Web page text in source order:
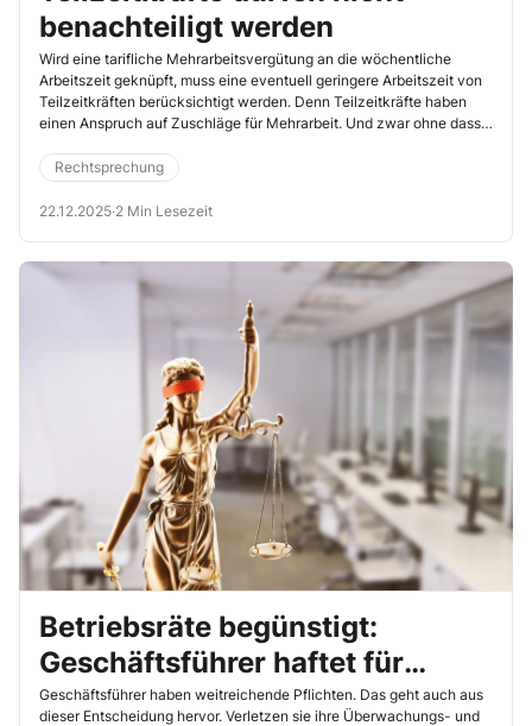
benachteiligt werden
Wird eine tarifliche Mehrarbeitsvergütung an die wöchentliche
Arbeitszeit geknüpft, muss eine eventuell geringere Arbeitszeit von
Teilzeitkräften berücksichtigt werden. Denn Teilzeitkräfte haben
einen Anspruch auf Zuschläge für Mehrarbeit. Und zwar ohne dass
nachbessern müssen (Bundesarbeitsgericht (BAG), 26.11.2025, Az. 5
AZR 118/23).
Rechtsprechung
22.12.2025·2 Min Lesezeit
Betriebsräte begünstigt:
Geschäftsführer haftet für
Gehaltsprivilegien
Geschäftsführer haben weitreichende Pflichten. Das geht auch aus
dieser Entscheidung hervor. Verletzen sie ihre Überwachungs- und